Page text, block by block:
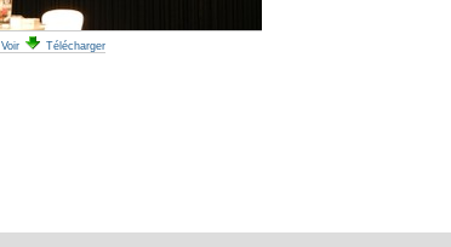
Voir Télécharger